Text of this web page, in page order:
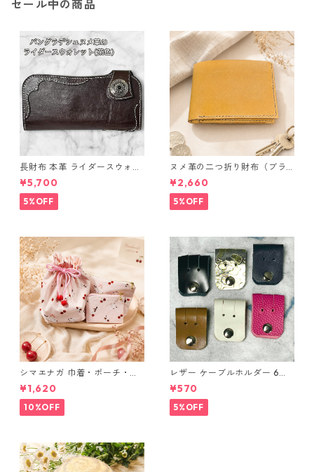
セール中の商品
長財布 本革 ライダースウォレ
ット 国産 ヌメ革 ブラウン バ
ングラデシュ l175 レザー 革財
布 ハンドメイド 経年変化
¥5,700
5%OFF
ヌメ革の二つ折り財布（ブラ
ウン系）
¥2,660
5%OFF
シマエナガ 巾着・ポーチ・ミ
ニポーチ(カード収納にも) ３
点セット さくらんぼ柄×淡いピ
ンク
¥1,620
10%OFF
レザー ケーブルホルダー 6個
セット
¥570
5%OFF